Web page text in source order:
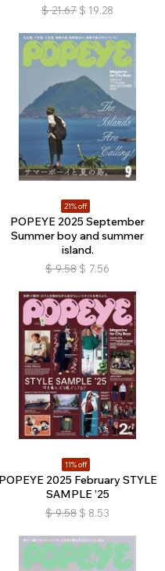
$ 21.67 $ 19.28
21% off
POPEYE 2025 September
Summer boy and summer
island.
$ 9.58 $ 7.56
11% off
POPEYE 2025 February STYLE
SAMPLE ’25
$ 9.58 $ 8.53